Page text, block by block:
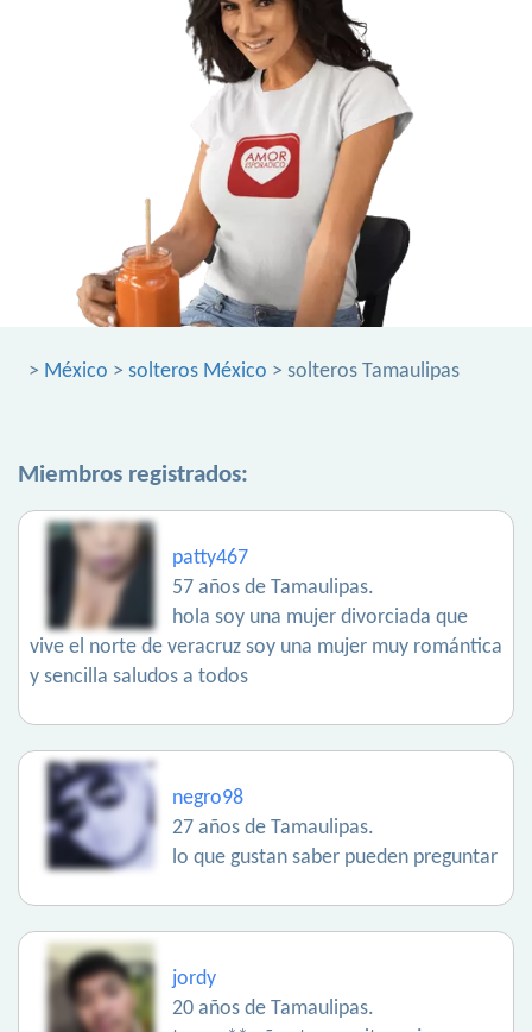
> México > solteros México > solteros Tamaulipas
Miembros registrados:
patty467
57 años de Tamaulipas.
hola soy una mujer divorciada que
vive el norte de veracruz soy una mujer muy romántica
y sencilla saludos a todos
negro98
27 años de Tamaulipas.
lo que gustan saber pueden preguntar
jordy
20 años de Tamaulipas.